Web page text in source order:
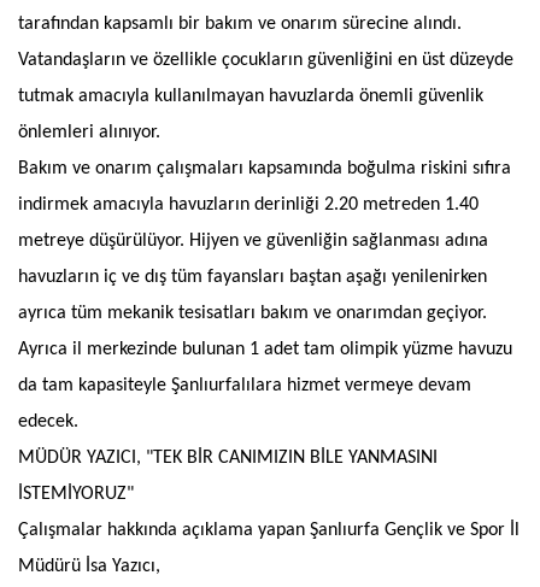
tarafından kapsamlı bir bakım ve onarım sürecine alındı.
Vatandaşların ve özellikle çocukların güvenliğini en üst düzeyde
tutmak amacıyla kullanılmayan havuzlarda önemli güvenlik
önlemleri alınıyor.
Bakım ve onarım çalışmaları kapsamında boğulma riskini sıfıra
indirmek amacıyla havuzların derinliği 2.20 metreden 1.40
metreye düşürülüyor. Hijyen ve güvenliğin sağlanması adına
havuzların iç ve dış tüm fayansları baştan aşağı yenilenirken
ayrıca tüm mekanik tesisatları bakım ve onarımdan geçiyor.
Ayrıca il merkezinde bulunan 1 adet tam olimpik yüzme havuzu
da tam kapasiteyle Şanlıurfalılara hizmet vermeye devam
edecek.
MÜDÜR YAZICI, "TEK BİR CANIMIZIN BİLE YANMASINI
İSTEMİYORUZ"
Çalışmalar hakkında açıklama yapan Şanlıurfa Gençlik ve Spor İl
Müdürü İsa Yazıcı,